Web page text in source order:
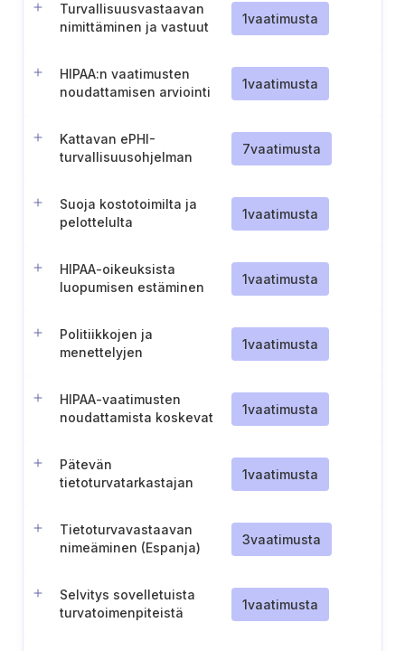
Turvallisuusvastaavan
nimittäminen ja vastuut
1vaatimusta
HIPAA:n vaatimusten
noudattamisen arviointi
1vaatimusta
Kattavan ePHI-
turvallisuusohjelman
7vaatimusta
Suoja kostotoimilta ja
pelottelulta
1vaatimusta
HIPAA-oikeuksista
luopumisen estäminen
1vaatimusta
Politiikkojen ja
menettelyjen
1vaatimusta
HIPAA-vaatimusten
noudattamista koskevat
1vaatimusta
Pätevän
tietoturvatarkastajan
1vaatimusta
Tietoturvavastaavan
nimeäminen (Espanja)
3vaatimusta
Selvitys sovelletuista
turvatoimenpiteistä
1vaatimusta